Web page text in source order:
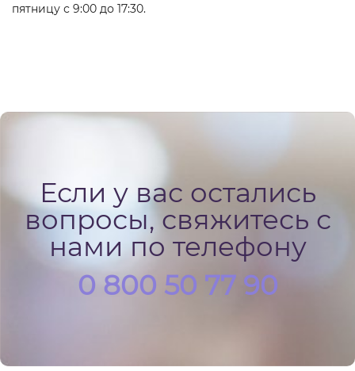
пятницу с 9:00 до 17:30.
Если у вас остались
вопросы, свяжитесь с
нами по телефону
0 800 50 77 90